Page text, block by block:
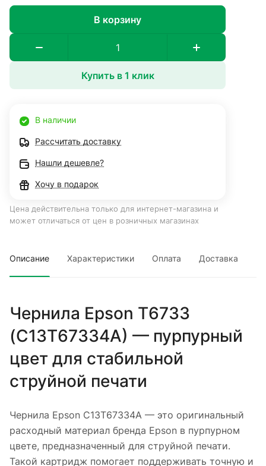
В корзину
Купить в 1 клик
В наличии
Рассчитать доставку
Нашли дешевле?
Хочу в подарок
Цена действительна только для интернет-магазина и
может отличаться от цен в розничных магазинах
Описание Характеристики Оплата Доставка
Чернила Epson T6733
(C13T67334A) — пурпурный
цвет для стабильной
струйной печати
Чернила Epson C13T67334A — это оригинальный
расходный материал бренда Epson в пурпурном
цвете, предназначенный для струйной печати.
Такой картридж помогает поддерживать точную и